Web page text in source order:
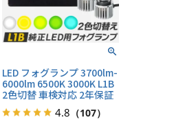
LED フォグランプ 3700lm-
6000lm 6500K 3000K L1B
2色切替 車検対応 2年保証
4.8 （107）